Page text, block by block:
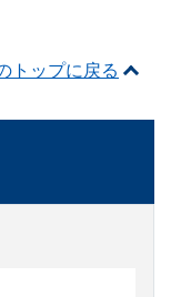
トップに戻る